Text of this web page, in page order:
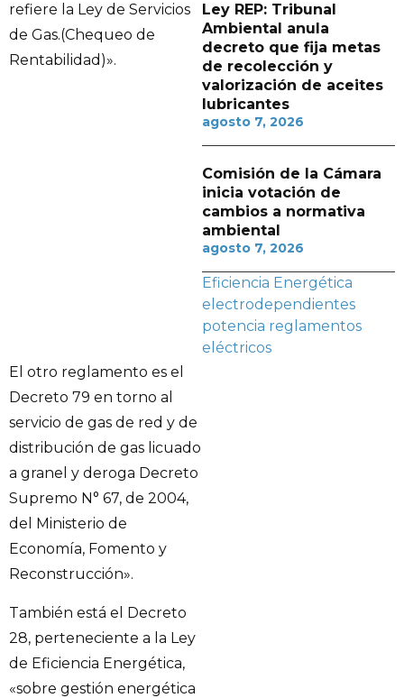
refiere la Ley de Servicios
de Gas.(Chequeo de
Rentabilidad)».
El otro reglamento es el
Decreto 79 en torno al
servicio de gas de red y de
distribución de gas licuado
a granel y deroga Decreto
Supremo N° 67, de 2004,
del Ministerio de
Economía, Fomento y
Reconstrucción».
También está el Decreto
28, perteneciente a la Ley
de Eficiencia Energética,
«sobre gestión energética
Ley REP: Tribunal
Ambiental anula
decreto que fija metas
de recolección y
valorización de aceites
lubricantes
agosto 7, 2026
Comisión de la Cámara
inicia votación de
cambios a normativa
ambiental
agosto 7, 2026
Eficiencia Energética
electrodependientes
potencia reglamentos
eléctricos